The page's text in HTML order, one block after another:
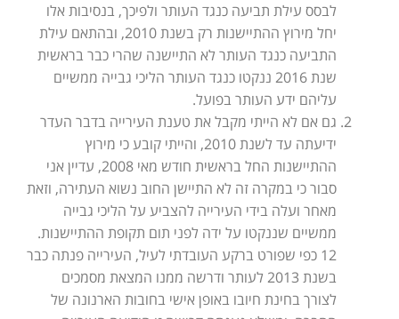
לבסס עילת תביעה כנגד העותר ולפיכך, בנסיבות אלו
יחל מירוץ ההתיישנות רק בשנת 2010, ובהתאם עילת
התביעה כנגד העותר לא התיישנה שהרי כבר בראשית
שנת 2016 ננקטו כנגד העותר הליכי גבייה ממשיים
עליהם ידע העותר בפועל.
גם אם לא הייתי מקבל את טענת העירייה בדבר העדר
ידיעתה עד לשנת 2010, והייתי קובע כי מירוץ
ההתיישנות החל בראשית חודש מאי 2008, עדיין אני
סבור כי במקרה זה לא התיישן החוב נשוא העתירה, וזאת
מאחר ועלה בידי העירייה להצביע על הליכי גבייה
ממשיים שננקטו על ידה לפני תום תקופת ההתיישנות.
12 כפי שפורט ברקע העובדתי לעיל, העירייה פנתה כבר
בשנת 2013 לעותר ודרשה ממנו המצאת מסמכים
לצורך בחינת חיובו באופן אישי בחובות הארנונה של